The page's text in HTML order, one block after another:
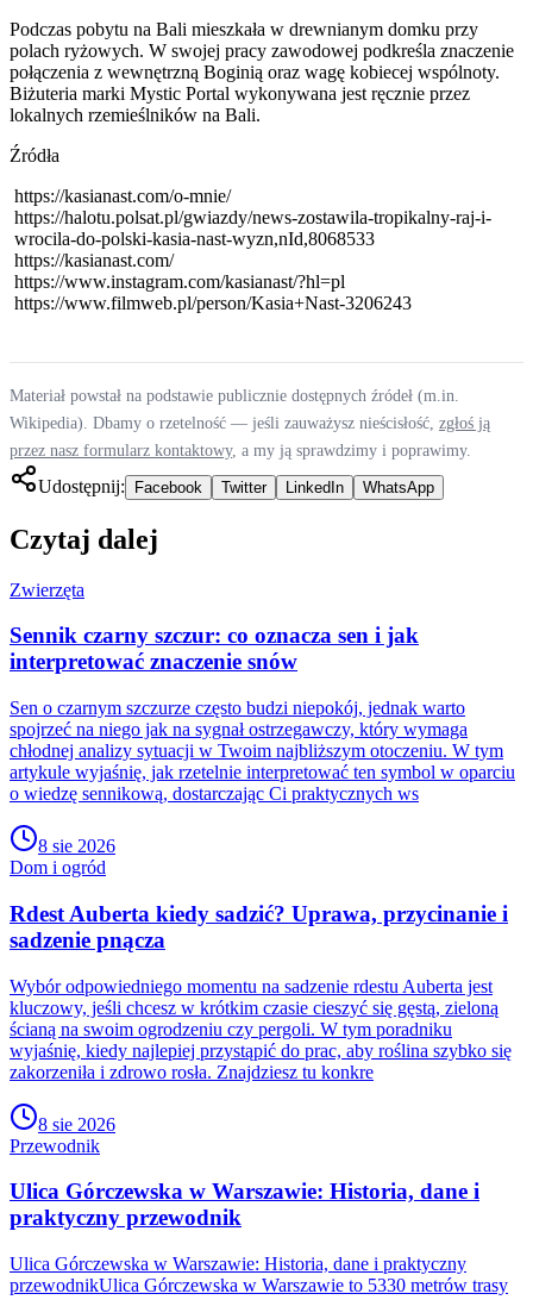
Podczas pobytu na Bali mieszkała w drewnianym domku przy
polach ryżowych. W swojej pracy zawodowej podkreśla znaczenie
połączenia z wewnętrzną Boginią oraz wagę kobiecej wspólnoty.
Biżuteria marki Mystic Portal wykonywana jest ręcznie przez
lokalnych rzemieślników na Bali.
Źródła
https://kasianast.com/o-mnie/
https://halotu.polsat.pl/gwiazdy/news-zostawila-tropikalny-raj-i-
wrocila-do-polski-kasia-nast-wyzn,nId,8068533
https://kasianast.com/
https://www.instagram.com/kasianast/?hl=pl
https://www.filmweb.pl/person/Kasia+Nast-3206243
Materiał powstał na podstawie publicznie dostępnych źródeł (m.in.
Wikipedia). Dbamy o rzetelność — jeśli zauważysz nieścisłość, zgłoś ją
przez nasz formularz kontaktowy, a my ją sprawdzimy i poprawimy.
Udostępnij: Facebook Twitter LinkedIn WhatsApp
Czytaj dalej
Zwierzęta
Sennik czarny szczur: co oznacza sen i jak
interpretować znaczenie snów
Sen o czarnym szczurze często budzi niepokój, jednak warto
spojrzeć na niego jak na sygnał ostrzegawczy, który wymaga
chłodnej analizy sytuacji w Twoim najbliższym otoczeniu. W tym
artykule wyjaśnię, jak rzetelnie interpretować ten symbol w oparciu
o wiedzę sennikową, dostarczając Ci praktycznych ws
8 sie 2026
Dom i ogród
Rdest Auberta kiedy sadzić? Uprawa, przycinanie i
sadzenie pnącza
Wybór odpowiedniego momentu na sadzenie rdestu Auberta jest
kluczowy, jeśli chcesz w krótkim czasie cieszyć się gęstą, zieloną
ścianą na swoim ogrodzeniu czy pergoli. W tym poradniku
wyjaśnię, kiedy najlepiej przystąpić do prac, aby roślina szybko się
zakorzeniła i zdrowo rosła. Znajdziesz tu konkre
8 sie 2026
Przewodnik
Ulica Górczewska w Warszawie: Historia, dane i
praktyczny przewodnik
Ulica Górczewska w Warszawie: Historia, dane i praktyczny
przewodnikUlica Górczewska w Warszawie to 5330 metrów trasy